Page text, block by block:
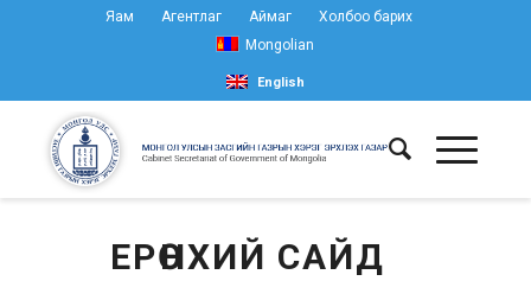
Яам Агентлаг Аймаг
Холбоо барих
Mongolian
English
ЕРӨНХИЙ САЙД